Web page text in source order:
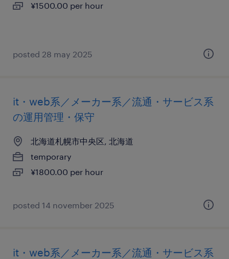
¥1500.00 per hour
posted 28 may 2025
it・web系／メーカー系／流通・サービス系
の運用管理・保守
北海道札幌市中央区, 北海道
temporary
¥1800.00 per hour
posted 14 november 2025
it・web系／メーカー系／流通・サービス系